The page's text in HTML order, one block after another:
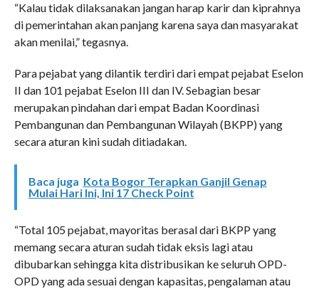
“Kalau tidak dilaksanakan jangan harap karir dan kiprahnya
di pemerintahan akan panjang karena saya dan masyarakat
akan menilai,” tegasnya.
Para pejabat yang dilantik terdiri dari empat pejabat Eselon
II dan 101 pejabat Eselon III dan IV. Sebagian besar
merupakan pindahan dari empat Badan Koordinasi
Pembangunan dan Pembangunan Wilayah (BKPP) yang
secara aturan kini sudah ditiadakan.
Baca juga Kota Bogor Terapkan Ganjil Genap
Mulai Hari Ini, Ini 17 Check Point
“Total 105 pejabat, mayoritas berasal dari BKPP yang
memang secara aturan sudah tidak eksis lagi atau
dibubarkan sehingga kita distribusikan ke seluruh OPD-
OPD yang ada sesuai dengan kapasitas, pengalaman atau